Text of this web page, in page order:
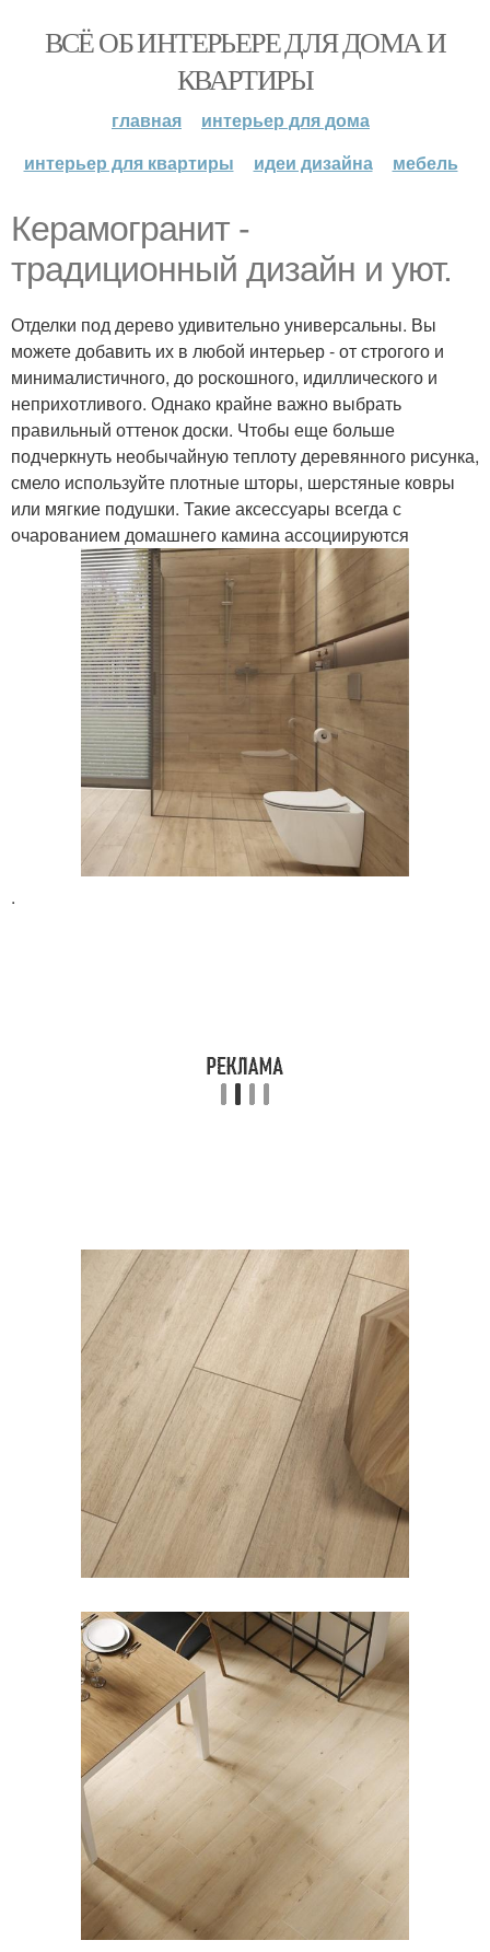
ВСЁ ОБ ИНТЕРЬЕРЕ ДЛЯ ДОМА И
КВАРТИРЫ
главная
интерьер для дома
интерьер для квартиры
идеи дизайна мебель
Керамогранит -
традиционный дизайн и уют.
Отделки под дерево удивительно универсальны. Вы
можете добавить их в любой интерьер - от строгого и
минималистичного, до роскошного, идиллического и
неприхотливого. Однако крайне важно выбрать
правильный оттенок доски. Чтобы еще больше
подчеркнуть необычайную теплоту деревянного рисунка,
смело используйте плотные шторы, шерстяные ковры
или мягкие подушки. Такие аксессуары всегда с
очарованием домашнего камина ассоциируются
.